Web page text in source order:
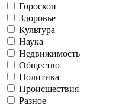
Гороскоп
Здоровье
Культура
Наука
Недвижимость
Общество
Политика
Происшествия
Разное